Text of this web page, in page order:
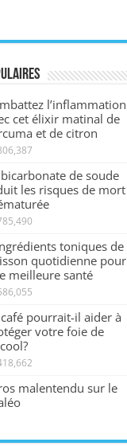
l’inflammation
cet élixir matinal de
et de citron
de soude
les risques de mort
toniques de
quotidienne pour
meilleure santé
pourrait-il aider à
votre foie de
malentendu sur le